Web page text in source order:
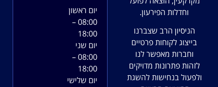
וחדלות הפירעון.
הניסיון הרב שצברנו
בייצוג לקוחות פרטיים
וחברות מאפשר לנו
לזהות פתרונות מדויקים
ולפעול בנחישות להשגת
יום ראשון
08:00 –
18:00
יום שני
08:00 –
18:00
יום שלישי